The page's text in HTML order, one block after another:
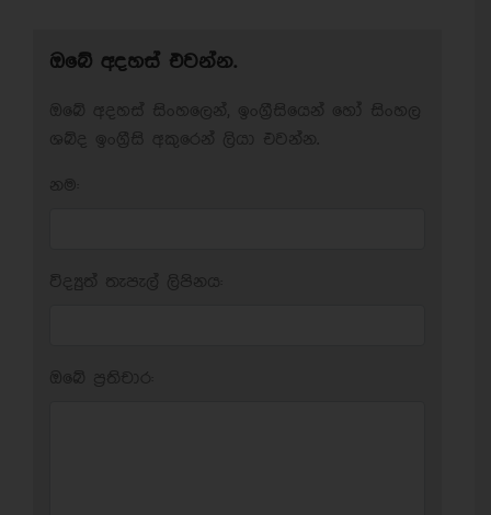
ඔබේ අදහස් එවන්න.